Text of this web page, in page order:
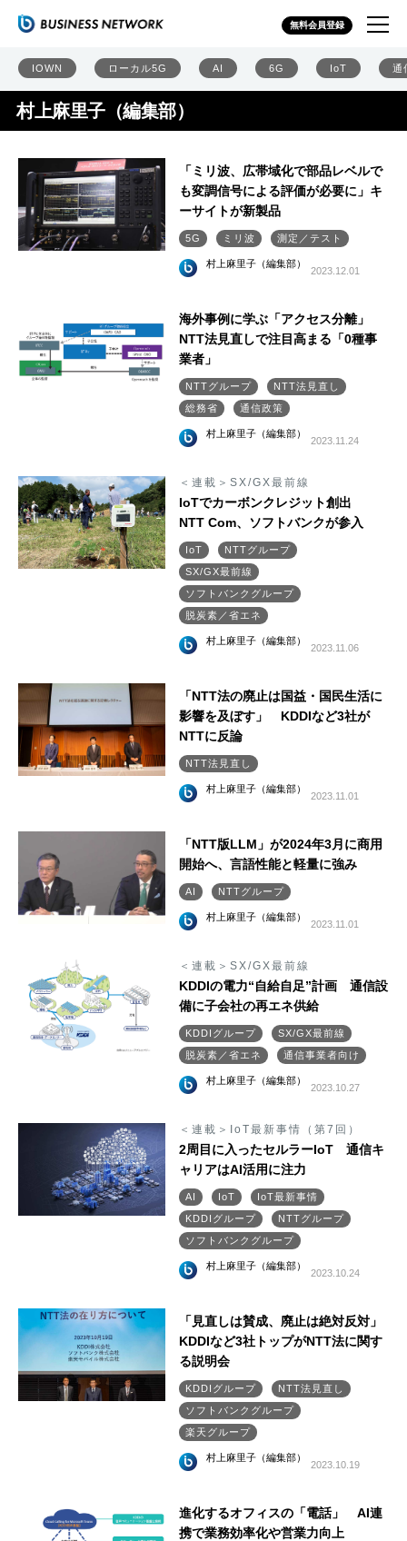
無料会員登録
IOWN ローカル5G AI 6G IoT 通
村上麻里子（編集部）
「ミリ波、広帯域化で部品レベルで
も変調信号による評価が必要に」キ
ーサイトが新製品
5G ミリ波 測定／テスト
村上麻里子（編集部）
2023.12.01
海外事例に学ぶ「アクセス分離」
NTT法見直しで注目高まる「0種事
業者」
NTTグループ
NTT法見直し
総務省
通信政策
村上麻里子（編集部）
2023.11.24
＜連載＞SX/GX最前線
IoTでカーボンクレジット創出
NTT Com、ソフトバンクが参入
IoT
NTTグループ
SX/GX最前線
ソフトバンクグループ
脱炭素／省エネ
村上麻里子（編集部）
2023.11.06
「NTT法の廃止は国益・国民生活に
影響を及ぼす」 KDDIなど3社が
NTTに反論
NTT法見直し
村上麻里子（編集部）
2023.11.01
「NTT版LLM」が2024年3月に商用
開始へ、言語性能と軽量に強み
AI NTTグループ
村上麻里子（編集部）
2023.11.01
＜連載＞SX/GX最前線
KDDIの電力“自給自足”計画 通信設
備に子会社の再エネ供給
KDDIグループ
SX/GX最前線
脱炭素／省エネ
通信事業者向け
村上麻里子（編集部）
2023.10.27
＜連載＞IoT最新事情（第7回）
2周目に入ったセルラーIoT 通信キ
ャリアはAI活用に注力
AI IoT
IoT最新事情
KDDIグループ
NTTグループ
ソフトバンクグループ
村上麻里子（編集部）
2023.10.24
「見直しは賛成、廃止は絶対反対」
KDDIなど3社トップがNTT法に関す
る説明会
KDDIグループ
NTT法見直し
ソフトバンクグループ
楽天グループ
村上麻里子（編集部）
2023.10.19
進化するオフィスの「電話」 AI連
携で業務効率化や営業力向上